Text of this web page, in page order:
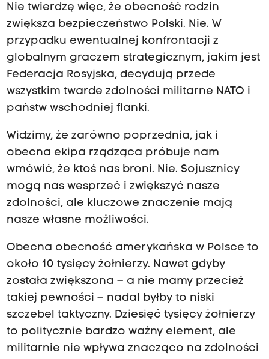
Nie twierdzę więc, że obecność rodzin
zwiększa bezpieczeństwo Polski. Nie. W
przypadku ewentualnej konfrontacji z
globalnym graczem strategicznym, jakim jest
Federacja Rosyjska, decydują przede
wszystkim twarde zdolności militarne NATO i
państw wschodniej flanki.
Widzimy, że zarówno poprzednia, jak i
obecna ekipa rządząca próbuje nam
wmówić, że ktoś nas broni. Nie. Sojusznicy
mogą nas wesprzeć i zwiększyć nasze
zdolności, ale kluczowe znaczenie mają
nasze własne możliwości.
Obecna obecność amerykańska w Polsce to
około 10 tysięcy żołnierzy. Nawet gdyby
została zwiększona – a nie mamy przecież
takiej pewności – nadal byłby to niski
szczebel taktyczny. Dziesięć tysięcy żołnierzy
to politycznie bardzo ważny element, ale
militarnie nie wpływa znacząco na zdolności